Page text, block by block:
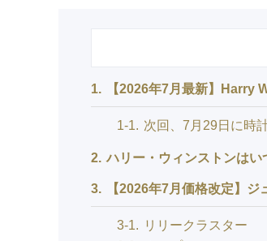
1 【2026年7月最新】Harry
1-1 次回、7月29日に時
2 ハリー・ウィンストンはい
3 【2026年7月価格改定】ジ
3-1
リリークラスター